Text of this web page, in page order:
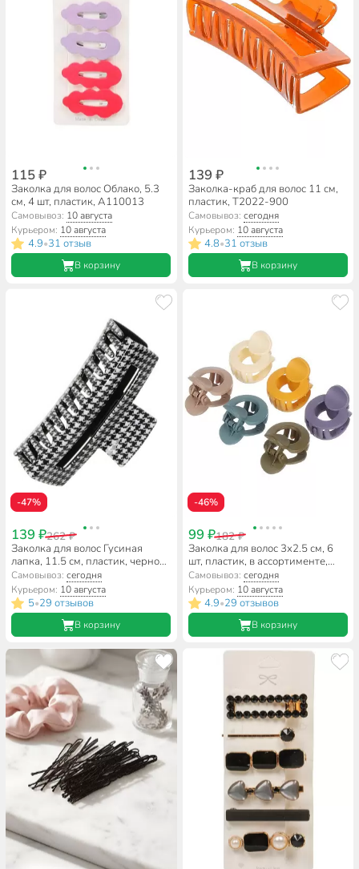
115 ₽
Заколка для волос Облако, 5.3
см, 4 шт, пластик, A110013
Самовывоз: 10 августа
Курьером: 10 августа
4.9•31 отзыв
В корзину
139 ₽
Заколка-краб для волос 11 см,
пластик, T2022-900
Самовывоз: сегодня
Курьером: 10 августа
4.8•31 отзыв
В корзину
-47%
139 ₽262 ₽
Заколка для волос Гусиная
лапка, 11.5 см, пластик, черно-
белый, TH11-09
Самовывоз:сегодня
Курьером: 10 августа
5•29 отзывов
В корзину
-46%
99 ₽182 ₽
Заколка для волос 3х2.5 см, 6
шт, пластик, в ассортименте,
A110015
Самовывоз: сегодня
Курьером: 10 августа
4.9•29 отзывов
В корзину